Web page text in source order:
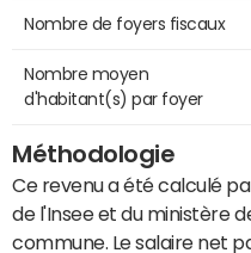
Nombre de foyers fiscaux
Nombre moyen
d'habitant(s) par foyer
Méthodologie
Ce revenu a été calculé
de l'Insee et du ministère
commune. Le salaire net